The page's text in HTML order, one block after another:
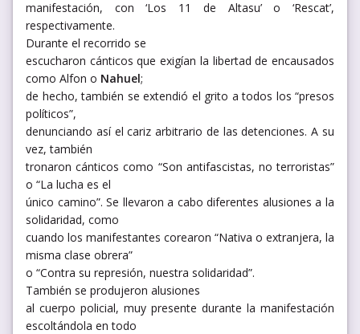
manifestación, con ‘Los 11 de Altasu’ o ‘Rescat’,
respectivamente.
Durante el recorrido se
escucharon cánticos que exigían la libertad de encausados
como Alfon o Nahuel;
de hecho, también se extendió el grito a todos los “presos
políticos”,
denunciando así el cariz arbitrario de las detenciones. A su
vez, también
tronaron cánticos como “Son antifascistas, no terroristas”
o “La lucha es el
único camino”. Se llevaron a cabo diferentes alusiones a la
solidaridad, como
cuando los manifestantes corearon “Nativa o extranjera, la
misma clase obrera”
o “Contra su represión, nuestra solidaridad”.
También se produjeron alusiones
al cuerpo policial, muy presente durante la manifestación
escoltándola en todo